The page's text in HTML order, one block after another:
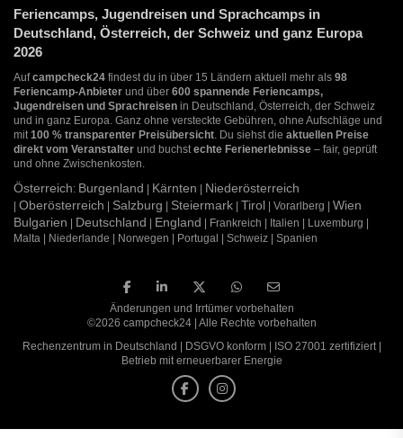
Feriencamps, Jugendreisen und Sprachcamps in
Deutschland, Österreich, der Schweiz und ganz Europa
2026
Aufcampcheck24 findest du in über 15 Ländern aktuell mehr als 98
Feriencamp-Anbieter und über 600 spannende Feriencamps,
Jugendreisen und Sprachreisen in Deutschland, Österreich, der Schweiz
und in ganz Europa. Ganz ohne versteckte Gebühren, ohne Aufschläge und
mit 100 % transparenter Preisübersicht . Du siehst die aktuellen Preise
direkt vom Veranstalter und buchst echte Ferienerlebnisse – fair, geprüft
und ohne Zwischenkosten.
Österreich: Burgenland | Kärnten | Niederösterreich
| Oberösterreich | Salzburg | Steiermark | Tirol | Vorarlberg | Wien
Bulgarien | Deutschland | England | Frankreich | Italien | Luxemburg |
Malta | Niederlande | Norwegen | Portugal | Schweiz | Spanien
Änderungen und Irrtümer vorbehalten
©2026 campcheck24 | Alle Rechte vorbehalten
Rechenzentrum in Deutschland | DSGVO konform | ISO 27001 zertifiziert |
Betrieb mit erneuerbarer Energie